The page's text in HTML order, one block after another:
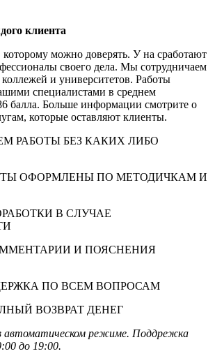
клиента
которому можно доверять. У на сработают
своего дела. Мы сотрудничаем
и университетов. Работы
специалистами в среднем
балла. Больше информации смотрите о
которые оставляют клиенты.
РАБОТЫ БЕЗ КАКИХ ЛИБО
ОФОРМЛЕНЫ ПО МЕТОДИЧКАМ И
В СЛУЧАЕ
И ПОЯСНЕНИЯ
ПО ВСЕМ ВОПРОСАМ
ВОЗВРАТ ДЕНЕГ
режиме. Поддрежка
до 19:00.